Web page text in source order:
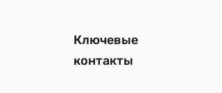
Ключевые
контакты